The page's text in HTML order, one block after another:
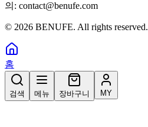
의: contact@benufe.com
© 2026 BENUFE. All rights reserved.
홈
검색 메뉴 장바구니 MY